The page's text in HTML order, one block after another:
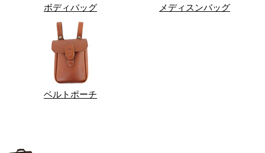
ボディバッグ メディスンバッグ
ベルトポーチ